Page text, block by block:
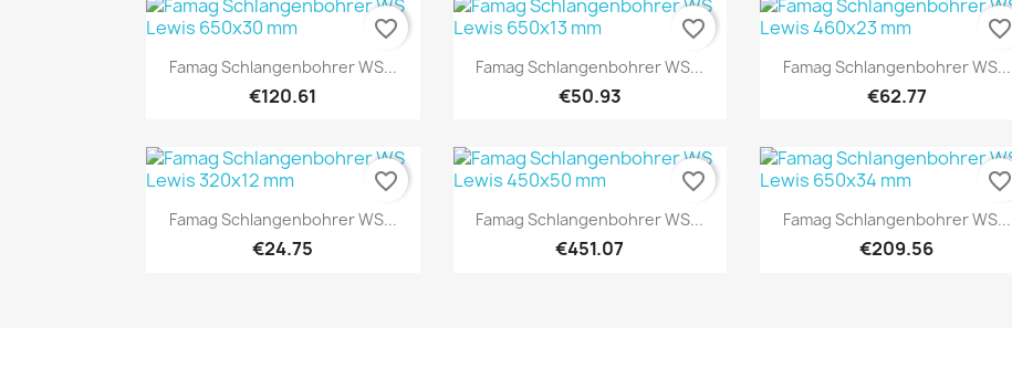
Quick view
Famag Schlangenbohrer WS...
€120.61
favorite_border
Quick view
Famag Schlangenbohrer WS...
€50.93
favorite_border
Quick view
Famag Schlangenbohrer WS...
€62.77
favorite_border
Quick view
Famag Schlangenbohrer WS...
€24.75
favorite_border
Quick view
Famag Schlangenbohrer WS...
€451.07
favorite_border
Quick view
Famag Schlangenbohrer WS...
€209.56
favorite_border